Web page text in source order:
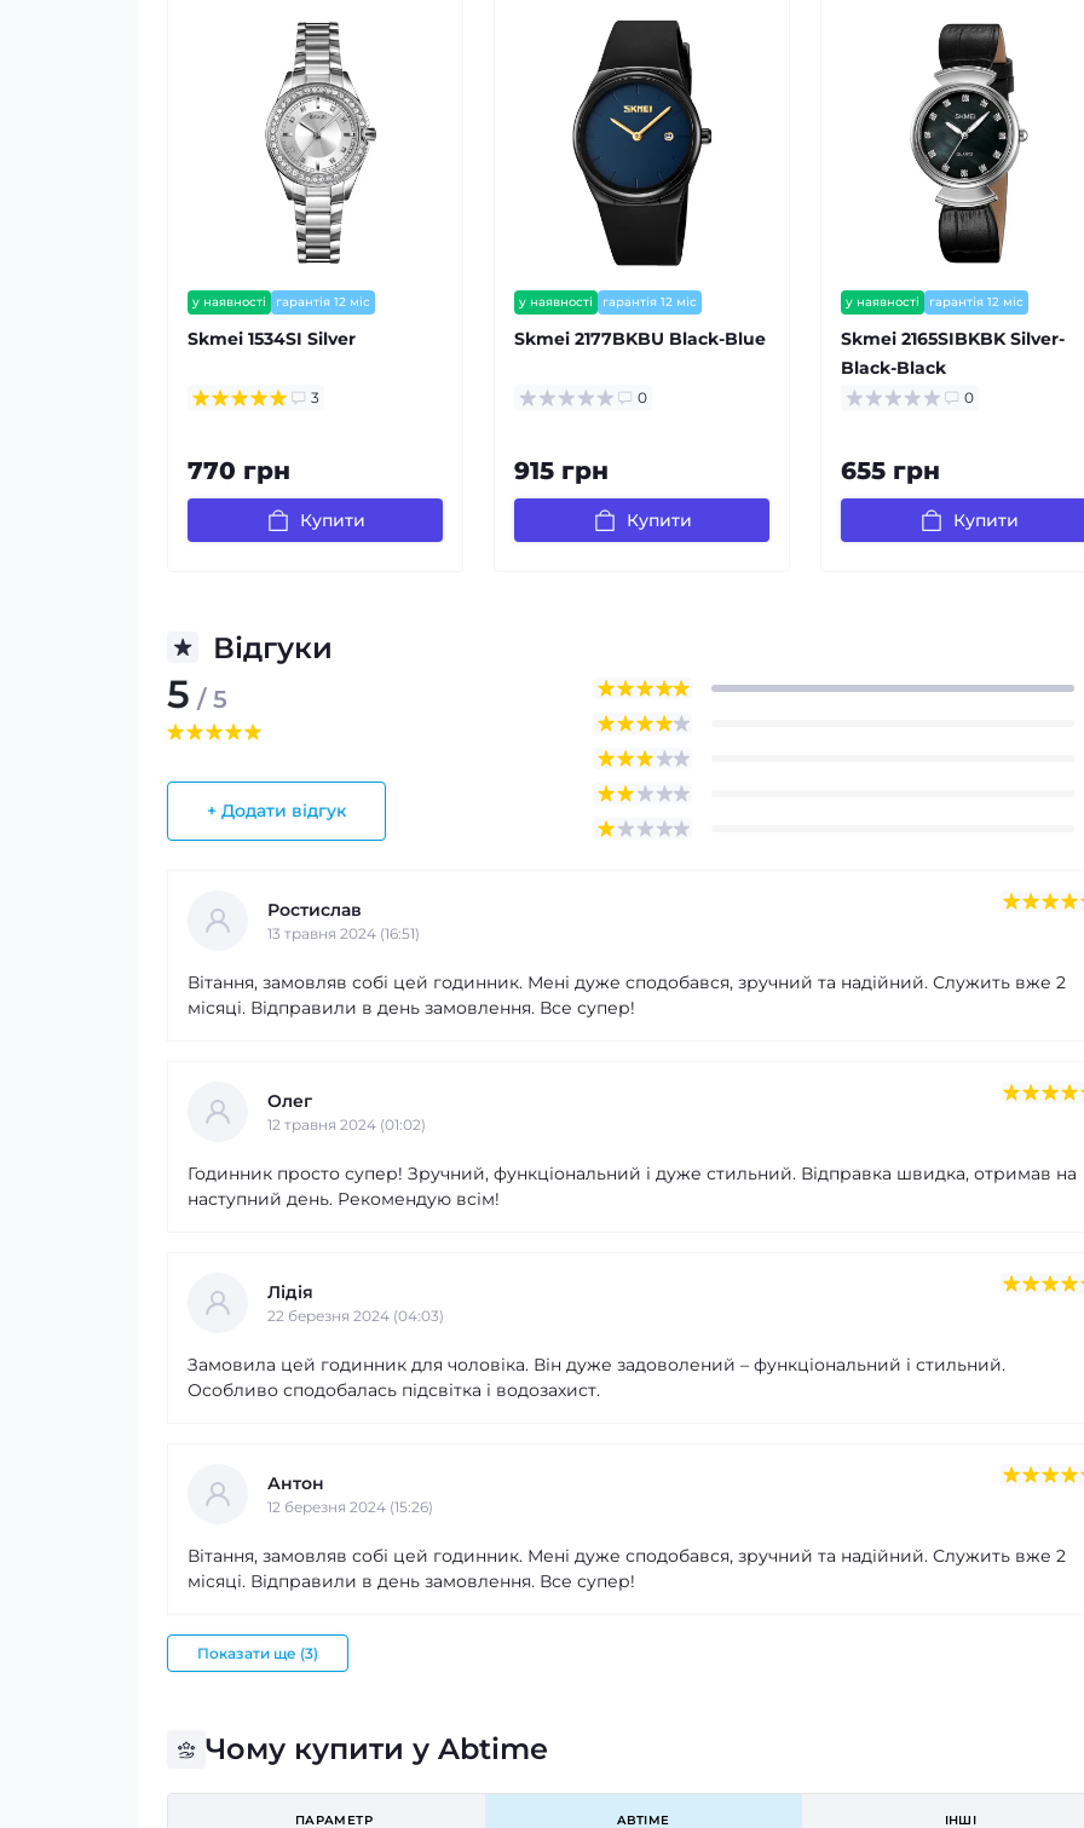
у наявності гарантія 12 міс
Skmei 1534SI Silver
3
770 грн
Купити
у наявності гарантія 12 міс
Skmei 2177BKBU Black-Blue
0
915 грн
Купити
у наявності
гарантія 12 міс
Skmei 2165SIBKBK Silver-
Black-Black
0
655 грн
Купити
Відгуки
5 / 5
+ Додати відгук
Ростислав
13 травня 2024 (16:51)
Вітання, замовляв собі цей годинник. Мені дуже сподобався, зручний та надійний. Служить вже 2
місяці. Відправили в день замовлення. Все супер!
Олег
12 травня 2024 (01:02)
Годинник просто супер! Зручний, функціональний і дуже стильний. Відправка швидка, отримав на
наступний день. Рекомендую всім!
Лідія
22 березня 2024 (04:03)
Замовила цей годинник для чоловіка. Він дуже задоволений – функціональний і стильний.
Особливо сподобалась підсвітка і водозахист.
Антон
12 березня 2024 (15:26)
Вітання, замовляв собі цей годинник. Мені дуже сподобався, зручний та надійний. Служить вже 2
місяці. Відправили в день замовлення. Все супер!
Показати ще (3)
Чому купити у Abtime
ПАРАМЕТР ABTIME ІНШІ